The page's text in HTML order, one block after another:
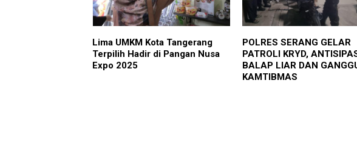
Lima UMKM Kota Tangerang
Terpilih Hadir di Pangan Nusa
Expo 2025
POLRES SERANG GELAR
PATROLI KRYD,
BALAP LIAR DAN
KAMTIBMAS